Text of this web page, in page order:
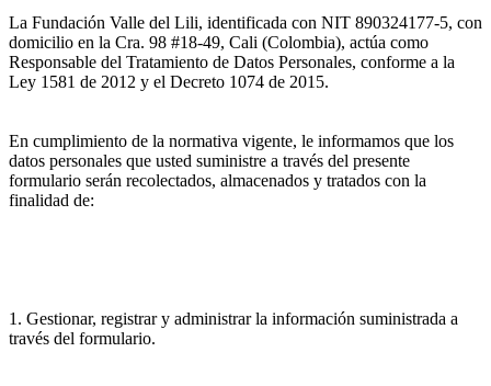
La Fundación Valle del Lili, identificada con NIT 890324177-5, con
domicilio en la Cra. 98 #18-49, Cali (Colombia), actúa como
Responsable del Tratamiento de Datos Personales, conforme a la
Ley 1581 de 2012 y el Decreto 1074 de 2015.
En cumplimiento de la normativa vigente, le informamos que los
datos personales que usted suministre a través del presente
formulario serán recolectados, almacenados y tratados con la
finalidad de:
1. Gestionar, registrar y administrar la información suministrada a
través del formulario.